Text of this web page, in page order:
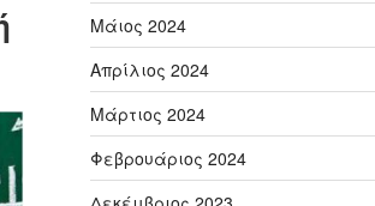
Μάιος 2024
Απρίλιος 2024
Μάρτιος 2024
Φεβρουάριος 2024